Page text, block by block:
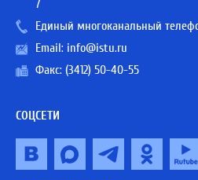
7
Единый многоканальный
Email: info@istu.ru
Факс: (3412) 50-40-55
СОЦСЕТИ